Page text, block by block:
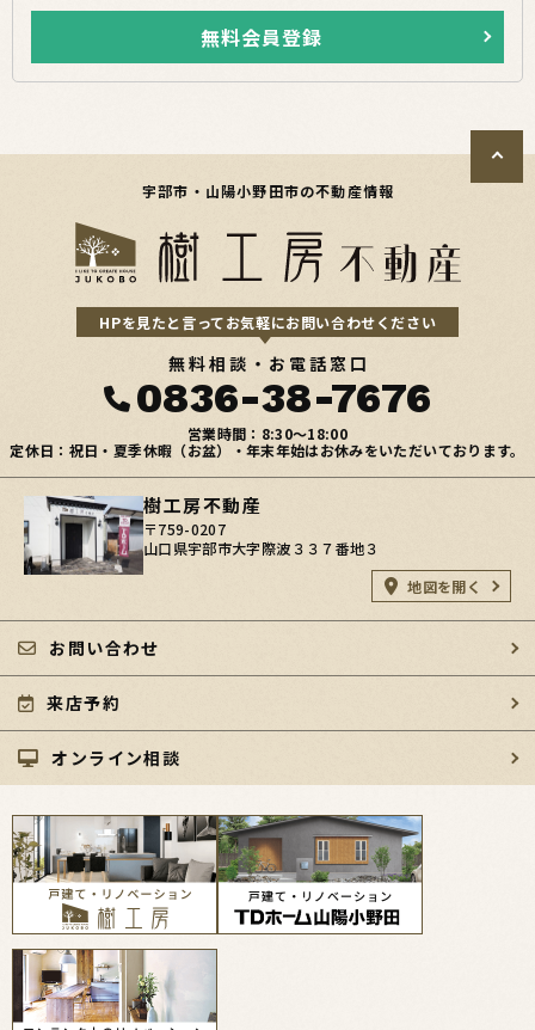
無料会員登録
宇部市・山陽小野田市の不動産情報
HPを見たと言ってお気軽にお問い合わせください
無料相談・お電話窓口
0836-38-7676
営業時間：8:30〜18:00
定休日：祝日・夏季休暇（お盆）・年末年始はお休みをいただいております。
樹工房不動産
〒759-0207
山口県宇部市大字際波３３７番地３
地図を開く
お問い合わせ
来店予約
オンライン相談